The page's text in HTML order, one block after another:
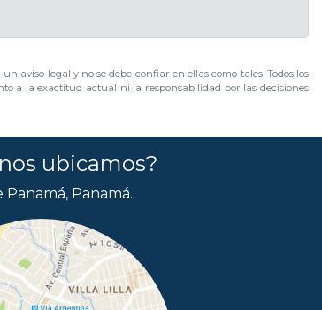
aviso legal y no se debe confiar en ellas como tales. Todos los
a la exactitud actual ni la responsabilidad por las decisiones
ubicamos?
Panamá.